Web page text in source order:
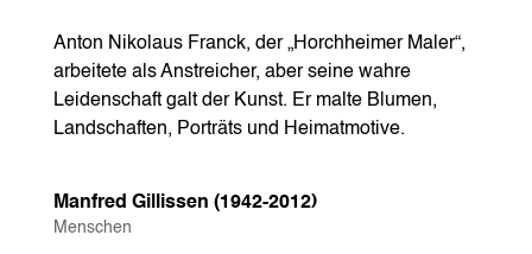
Anton Nikolaus Franck, der „Horchheimer Maler“,
arbeitete als Anstreicher, aber seine wahre
Leidenschaft galt der Kunst. Er malte Blumen,
Landschaften, Porträts und Heimatmotive.
Manfred Gillissen (1942-2012)
Menschen